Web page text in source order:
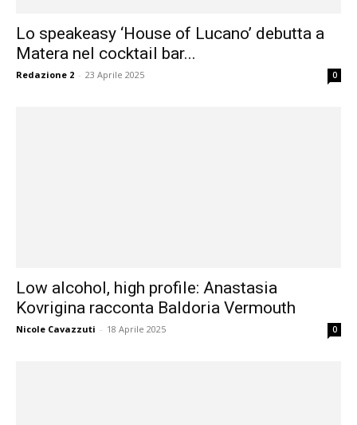
Lo speakeasy ‘House of Lucano’ debutta a
Matera nel cocktail bar...
Redazione 2 - 23 Aprile 2025 0
Low alcohol, high profile: Anastasia
Kovrigina racconta Baldoria Vermouth
Nicole Cavazzuti - 18 Aprile 2025 0